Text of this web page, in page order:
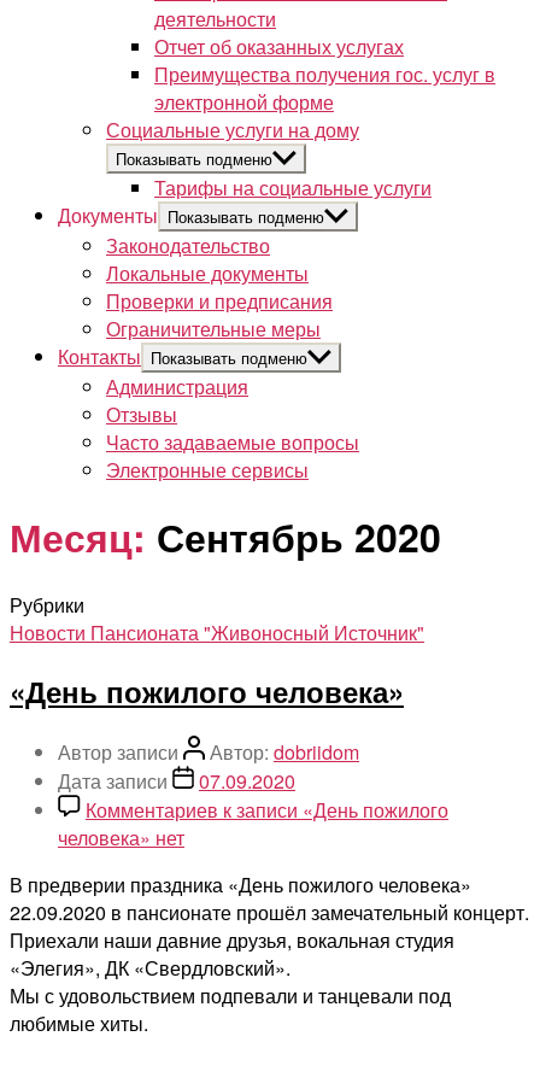
деятельности
Отчет об оказанных услугах
Преимущества получения гос. услуг в
электронной форме
Социальные услуги на дому
Показывать подменю
Тарифы на социальные услуги
Документы Показывать подменю
Законодательство
Локальные документы
Проверки и предписания
Ограничительные меры
Контакты Показывать подменю
Администрация
Отзывы
Часто задаваемые вопросы
Электронные сервисы
Месяц: Сентябрь 2020
Рубрики
Новости Пансионата "Живоносный Источник"
«День пожилого человека»
Автор записи Автор: dobriidom
Дата записи
07.09.2020
Комментариев к записи «День пожилого
человека» нет
В предверии праздника «День пожилого человека»
22.09.2020 в пансионате прошёл замечательный концерт.
Приехали наши давние друзья, вокальная студия
«Элегия», ДК «Свердловский».
Мы с удовольствием подпевали и танцевали под
любимые хиты.